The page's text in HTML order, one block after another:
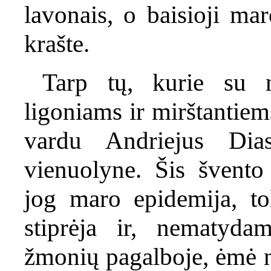
lavonais, o baisioji
krašte.
Tarp tų, kurie su
ligoniams ir
vardu Andriejus
vienuolyne. Šis
jog maro epidemija,
stiprėja ir,
žmonių pagalboje,